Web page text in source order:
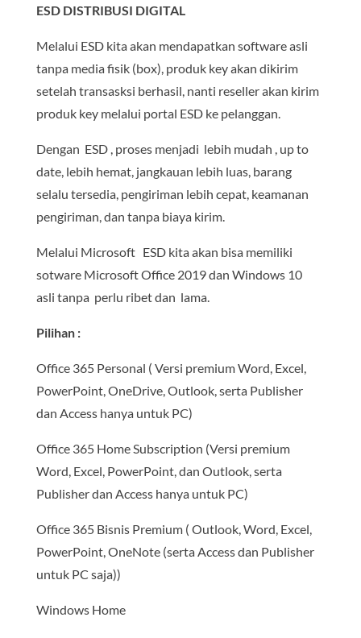
ESD DISTRIBUSI DIGITAL
Melalui ESD kita akan mendapatkan software asli
tanpa media fisik (box), produk key akan dikirim
setelah transasksi berhasil, nanti reseller akan kirim
produk key melalui portal ESD ke pelanggan.
Dengan ESD , proses menjadi lebih mudah , up to
date, lebih hemat, jangkauan lebih luas, barang
selalu tersedia, pengiriman lebih cepat, keamanan
pengiriman, dan tanpa biaya kirim.
Melalui Microsoft ESD kita akan bisa memiliki
sotware Microsoft Office 2019 dan Windows 10
asli tanpa perlu ribet dan lama.
Pilihan :
Office 365 Personal ( Versi premium Word, Excel,
PowerPoint, OneDrive, Outlook, serta Publisher
dan Access hanya untuk PC)
Office 365 Home Subscription (Versi premium
Word, Excel, PowerPoint, dan Outlook, serta
Publisher dan Access hanya untuk PC)
Office 365 Bisnis Premium ( Outlook, Word, Excel,
PowerPoint, OneNote (serta Access dan Publisher
untuk PC saja))
Windows Home